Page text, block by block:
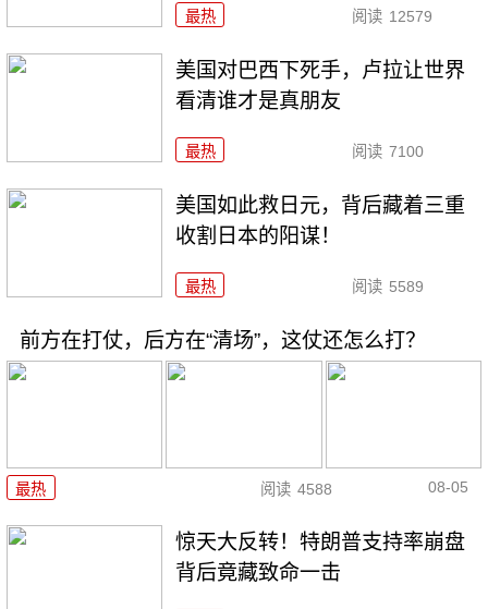
最热 阅读 12579
美国对巴西下死手，卢拉让世界
看清谁才是真朋友
最热 阅读 7100
美国如此救日元，背后藏着三重
收割日本的阳谋！
最热 阅读 5589
前方在打仗，后方在“清场”，这仗还怎么打？
最热 阅读 4588 08-05
惊天大反转！特朗普支持率崩盘
背后竟藏致命一击